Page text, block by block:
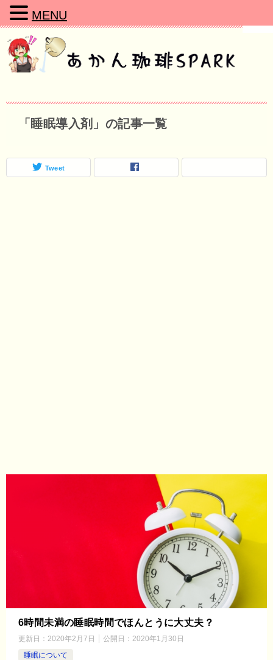
「睡眠導入剤」の記事一覧
Tweet
6時間未満の睡眠時間でほんとうに大丈夫？
更新日： 2020年2月7日 公開日： 2020年1月30日
睡眠について
MENU